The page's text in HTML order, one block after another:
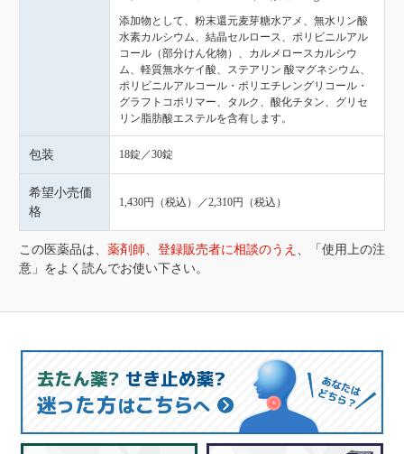
添加物として、粉末還元麦芽糖水アメ、無水リン酸
水素カルシウム、結晶セルロース、ポリビニルアル
コール（部分けん化物）、カルメロースカルシウ
ム、軽質無水ケイ酸、ステアリン 酸マグネシウム、
ポリビニルアルコール・ポリエチレングリコール・
グラフトコポリマー、タルク、酸化チタン、グリセ
リン脂肪酸エステルを含有します。
包装 18錠／30錠
希望小売価
格
1,430円（税込）／2,310円（税込）
この医薬品は、 薬剤師、登録販売者に相談のうえ
、「使用上の注
意」をよく読んでお使い下さい。